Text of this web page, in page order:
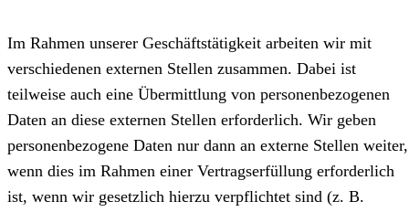
Im Rahmen unserer Geschäftstätigkeit arbeiten wir mit
verschiedenen externen Stellen zusammen. Dabei ist
teilweise auch eine Übermittlung von personenbezogenen
Daten an diese externen Stellen erforderlich. Wir geben
personenbezogene Daten nur dann an externe Stellen weiter,
wenn dies im Rahmen einer Vertragserfüllung erforderlich
ist, wenn wir gesetzlich hierzu verpflichtet sind (z. B.